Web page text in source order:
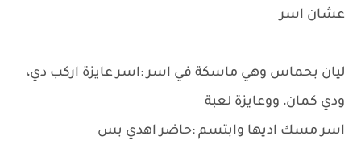
عشان اسر
ليان بحماس وهي ماسكة في اسر :اسر عايزة اركب دي،
ودي كمان، ووعايزة لعبة
اسر مسك اديها وابتسم :حاضر اهدي بس